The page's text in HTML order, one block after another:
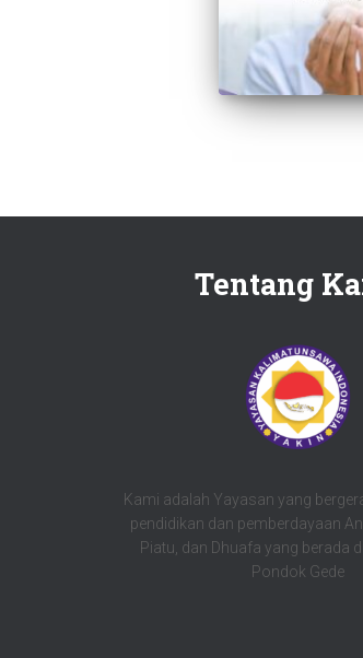
Tentang
Kami adalah Yayasan yang
pendidikan dan pemberdayaan
Piatu, dan Dhuafa yang berada
Pondok Gede